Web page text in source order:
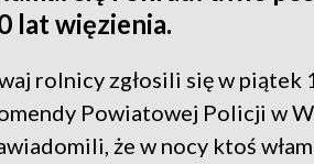
lat więzienia.
rolnicy zgłosili się w piątek
Powiatowej Policji w
że w nocy ktoś